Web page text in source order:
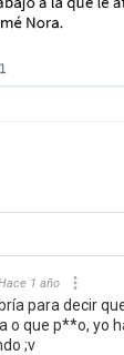
1 año
para decir
o que p**o, yo
;v